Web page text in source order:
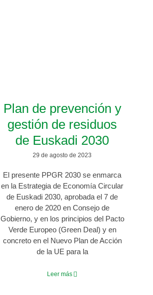
Plan de prevención y
gestión de residuos
de Euskadi 2030
29 de agosto de 2023
El presente PPGR 2030 se enmarca
en la Estrategia de Economía Circular
de Euskadi 2030, aprobada el 7 de
enero de 2020 en Consejo de
Gobierno, y en los principios del Pacto
Verde Europeo (Green Deal) y en
concreto en el Nuevo Plan de Acción
de la UE para la
Leer más